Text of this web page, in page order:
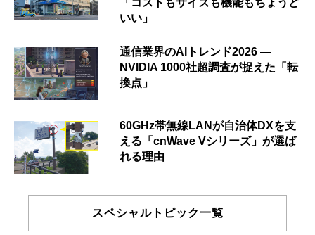
いい」
通信業界のAIトレンド2026 ―
NVIDIA 1000社超調査が捉えた「転
換点」
60GHz帯無線LANが自治体DXを支
える「cnWave Vシリーズ」が選ば
れる理由
スペシャルトピック一覧